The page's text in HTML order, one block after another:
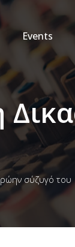
Events
σύζυγό του